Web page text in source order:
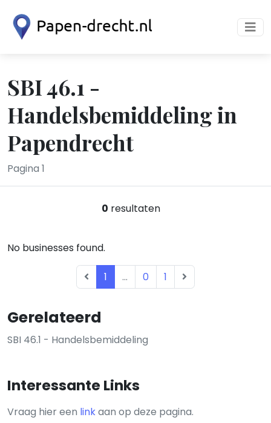
SBI 46.1 -
Handelsbemiddeling in
Papendrecht
Pagina 1
Gerelateerd
SBI 46.1 - Handelsbemiddeling
Interessante Links
Vraag hier een linkaan op deze pagina.
0 resultaten
No businesses found.
1 ... 0 1